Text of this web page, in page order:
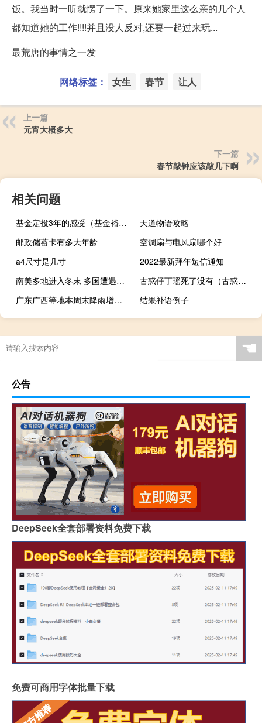
饭。我当时一听就愣了一下。原来她家里这么亲的几个人
都知道她的工作!!!!并且没人反对,还要一起过来玩...
最荒唐的事情之一发
网络标签： 女生 春节 让人
上一篇
元宵大概多大
下一篇
春节敲钟应该敲几下啊
相关问题
基金定投3年的感受（基金裕阳）
天道物语攻略
邮政储蓄卡有多大年龄
空调扇与电风扇哪个好
a4尺寸是几寸
2022最新拜年短信通知
南美多地进入冬末 多国遭遇反常高温
古惑仔丁瑶死了没有（古惑仔丁瑶献身未删减）
广东广西等地本周末降雨增强局地有大暴雨 中东部气温持续偏暖
结果补语例子
☚
公告
DeepSeek全套部署资料免费下载
免费可商用字体批量下载